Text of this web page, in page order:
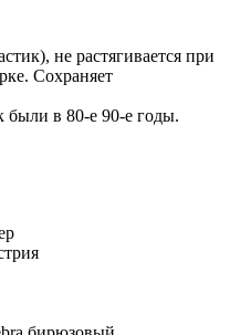
не растягивается при
Сохраняет
были в 80-е 90-е годы.